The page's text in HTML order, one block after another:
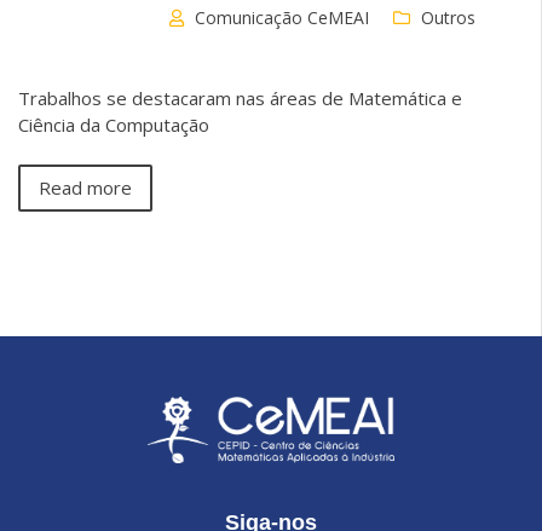
Comunicação CeMEAI Outros
Trabalhos se destacaram nas áreas de Matemática e
Ciência da Computação
Read more
Siga-nos